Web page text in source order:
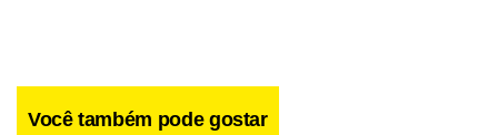
Você também pode gostar